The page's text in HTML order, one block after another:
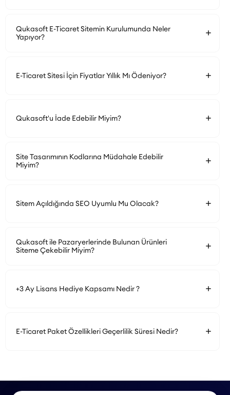
Qukasoft E-Ticaret Sitemin Kurulumunda Neler
Yapıyor?
E-Ticaret Sitesi İçin Fiyatlar Yıllık Mı Ödeniyor?
Qukasoft'u İade Edebilir Miyim?
Site Tasarımının Kodlarına Müdahale Edebilir
Miyim?
Sitem Açıldığında SEO Uyumlu Mu Olacak?
Qukasoft ile Pazaryerlerinde Bulunan Ürünleri
Siteme Çekebilir Miyim?
+3 Ay Lisans Hediye Kapsamı Nedir ?
E-Ticaret Paket Özellikleri Geçerlilik Süresi Nedir?